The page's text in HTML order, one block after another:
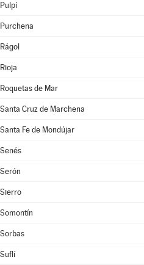
Pulpí
Purchena
Rágol
Rioja
Roquetas de Mar
Santa Cruz de Marchena
Santa Fe de Mondújar
Senés
Serón
Sierro
Somontín
Sorbas
Suflí